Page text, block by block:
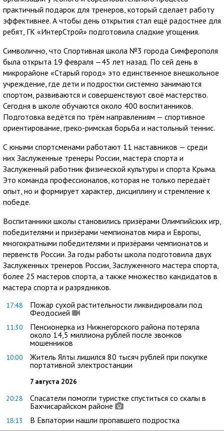
практичный подарок для тренеров, который сделает работу
эффективнее. А чтобы день открытия стал ещё радостнее для
ребят, ГК «ИнтерСтрой» подготовила сладкие угощения.
Символично, что Спортивная школа №3 города Симферополя
была открыта 19 февраля —45 лет назад. По сей день в
микрорайоне «Старый город» это единственное внешкольное
учреждение, где дети и подростки системно занимаются
спортом, развиваются и совершенствуют своё мастерство.
Сегодня в школе обучаются около 400 воспитанников.
Подготовка ведётся по трём направлениям — спортивное
ориентирование, греко-римская борьба и настольный теннис.
С юными спортсменами работают 11 наставников — среди
них Заслуженные тренеры России, мастера спорта и
Заслуженный работник физической культуры и спорта Крыма.
Это команда профессионалов, которая не только передаёт
опыт, но и формирует характер, дисциплину и стремление к
победе.
Воспитанники школы становились призёрами Олимпийских игр,
победителями и призёрами чемпионатов мира и Европы,
многократными победителями и призёрами чемпионатов и
первенств России. За годы работы школа подготовила двух
Заслуженных тренеров России, Заслуженного мастера спорта,
более 25 мастеров спорта, а также множество кандидатов в
мастера спорта и разрядников.
17:48
Пожар сухой растительности ликвидировали под
Феодосией
11:30
Пенсионерка из Нижнегорского района потеряла
около 14,5 миллиона рублей после звонков
мошенников
10:00
Житель Ялты лишился 80 тысяч рублей при покупке
портативной электростанции
7 августа 2026
20:28
Спасатели помогли туристке спуститься со скалы в
Бахчисарайском районе
18:13 В Евпатории нашли пропавшего подростка